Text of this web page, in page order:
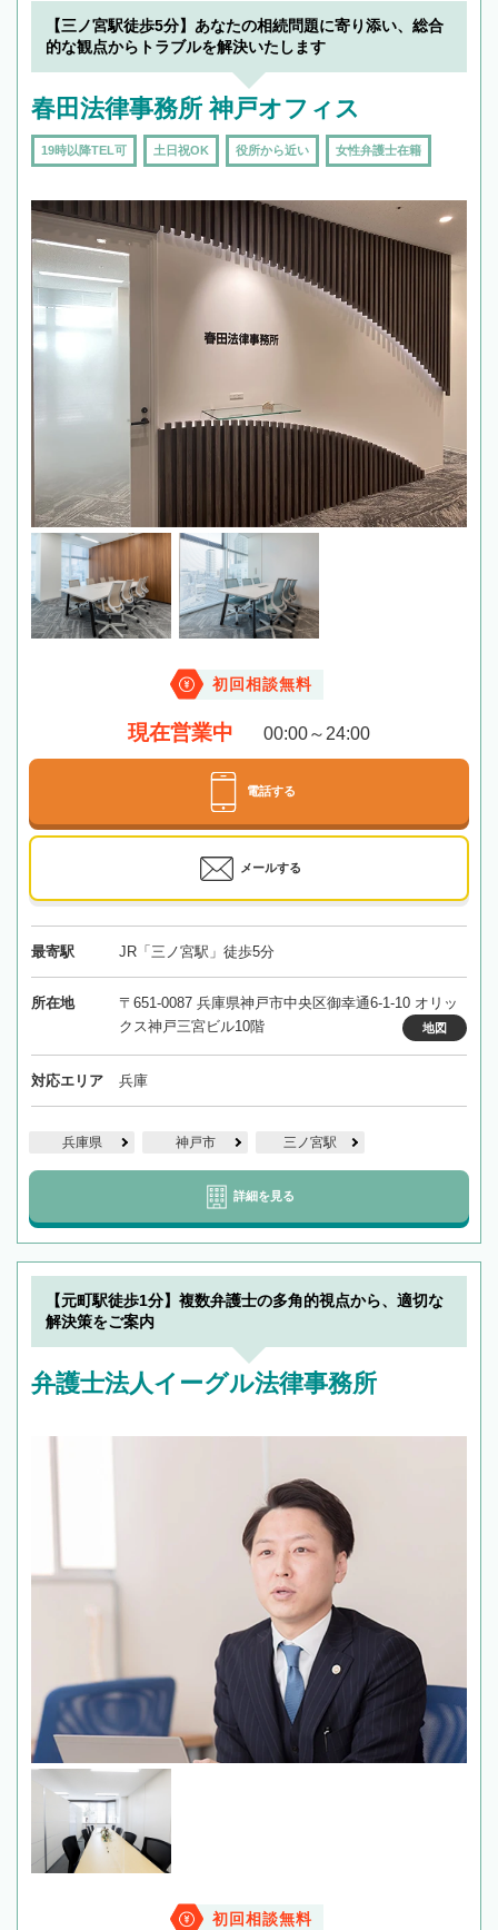
【三ノ宮駅徒歩5分】あなたの相続問題に寄り添い、総合
的な観点からトラブルを解決いたします
春田法律事務所 神戸オフィス
19時以降TEL可 土日祝OK 役所から近い 女性弁護士在籍
初回相談無料
現在営業中 00:00～24:00
電話する
メールする
最寄駅 JR「三ノ宮駅」徒歩5分
所在地
〒651-0087 兵庫県神戸市中央区御幸通6-1-10 オリッ
クス神戸三宮ビル10階
地図
対応エリア 兵庫
兵庫県 神戸市 三ノ宮駅
詳細を見る
【元町駅徒歩1分】複数弁護士の多角的視点から、適切な
解決策をご案内
弁護士法人イーグル法律事務所
初回相談無料